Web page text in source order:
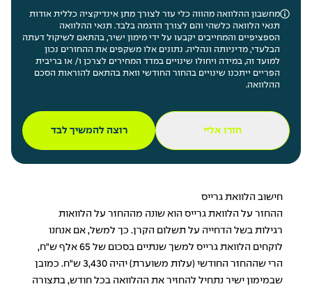
מחשבון ההלוואה מהווה כלי עזר לצורך מתן אינדיקציה כללית אודות
תנאי הלוואה כלשהי והם לצורך הדגמה בלבד. תנאי ההלוואה
הספציפיים והמחייבים יקבעו על ידי מימון ישיר, בהתאם לשיקול דעתה
הבלעדי, מדיניותה ונהליה. נתונים אלו משקפים את ההחזרים נכון
למועד זה, במידה ויחולו שינויים במדד המחירים לצרכן ו/ או בריבית
הפריים ייתכנו שינויים בהחזר החודשי וזאת בהתאם להוראות הסכם
ההלוואה.
חזרו אליי רוצה להמשיך לבד
חישוב הלוואת גרייס
ההחזר על הלוואת גרייס הוא שונה מההחזר על הלוואות
רגילות בשל הדחייה על תשלום הקרן. כך למשל, אם אנחנו
לוקחים הלוואת גרייס למשך שנתיים בסכום של 65 אלף ש"ח,
הרי שההחזר החודשי (עלות משוערת) יהיה 3,430 ש"ח. כמובן
שבמימון ישיר נתחיל להחזיר את ההלוואה בכל חודש, בתצורה